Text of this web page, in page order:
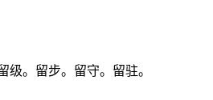
。留步。留守。留驻。